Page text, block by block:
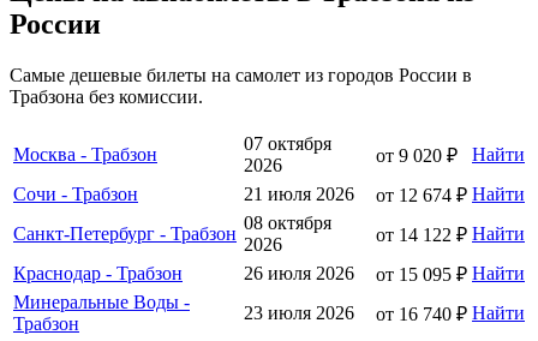
России
Самые дешевые билеты на самолет из городов России в
Трабзона без комиссии.
Москва - Трабзон
07 октября
2026
от 9 020 ₽
Найти
Сочи - Трабзон
21 июля 2026 от 12 674 ₽ Найти
Санкт-Петербург - Трабзон
08 октября
2026
от 14 122 ₽ Найти
Краснодар - Трабзон
26 июля 2026 от 15 095 ₽ Найти
Минеральные Воды -
Трабзон
23 июля 2026 от 16 740 ₽ Найти